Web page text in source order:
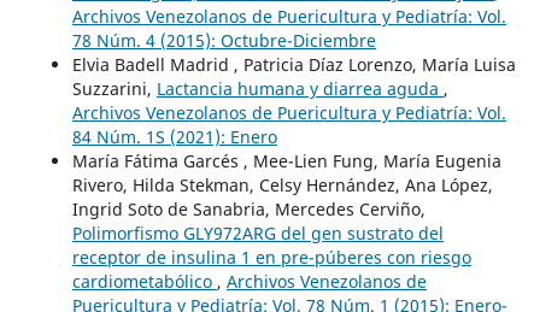
Archivos Venezolanos de Puericultura y Pediatría: Vol.
78 Núm. 4 (2015): Octubre-Diciembre
Elvia Badell Madrid , Patricia Díaz Lorenzo, María Luisa
Suzzarini, Lactancia humana y diarrea aguda ,
Archivos Venezolanos de Puericultura y Pediatría: Vol.
84 Núm. 1S (2021): Enero
María Fátima Garcés , Mee-Lien Fung, María Eugenia
Rivero, Hilda Stekman, Celsy Hernández, Ana López,
Ingrid Soto de Sanabria, Mercedes Cerviño,
Polimorfismo GLY972ARG del gen sustrato del
receptor de insulina 1 en pre-púberes con riesgo
cardiometabólico , Archivos Venezolanos de
Puericultura y Pediatría: Vol. 78 Núm. 1 (2015): Enero-